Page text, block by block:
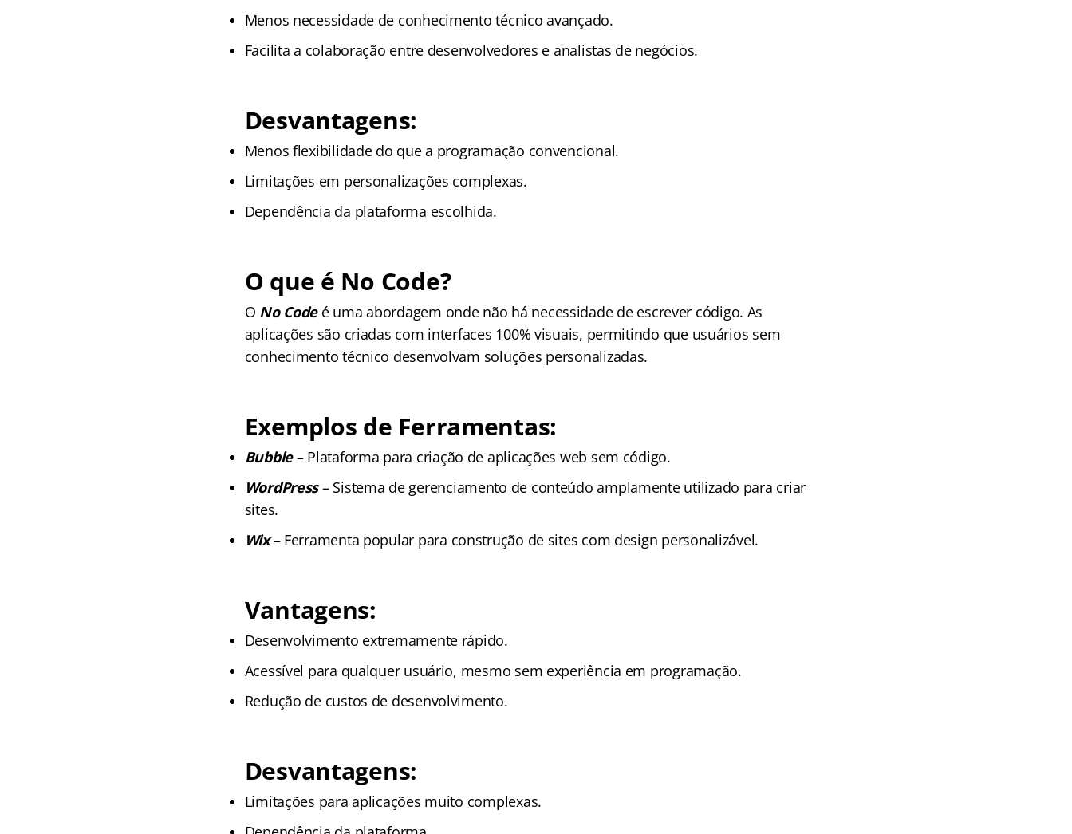
Menos necessidade de conhecimento técnico avançado.
Facilita a colaboração entre desenvolvedores e analistas de negócios.
Desvantagens:
Menos flexibilidade do que a programação convencional.
Limitações em personalizações complexas.
Dependência da plataforma escolhida.
O que é No Code?
O No Code é uma abordagem onde não há necessidade de escrever código. As
aplicações são criadas com interfaces 100% visuais, permitindo que usuários sem
conhecimento técnico desenvolvam soluções personalizadas.
Exemplos de Ferramentas:
Bubble– Plataforma para criação de aplicações web sem código.
WordPress– Sistema de gerenciamento de conteúdo amplamente utilizado para criar
sites.
Wix – Ferramenta popular para construção de sites com design personalizável.
Vantagens:
Desenvolvimento extremamente rápido.
Acessível para qualquer usuário, mesmo sem experiência em programação.
Redução de custos de desenvolvimento.
Desvantagens:
Limitações para aplicações muito complexas.